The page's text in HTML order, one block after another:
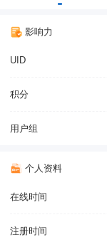
影响力
UID
积分
用户组
个人资料
在线时间
注册时间